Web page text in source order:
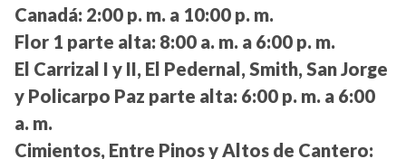
Canadá: 2:00 p. m. a 10:00 p. m.
Flor 1 parte alta: 8:00 a. m. a 6:00 p. m.
El Carrizal I y II, El Pedernal, Smith, San Jorge
y Policarpo Paz parte alta: 6:00 p. m. a 6:00
a. m.
Cimientos, Entre Pinos y Altos de Cantero: